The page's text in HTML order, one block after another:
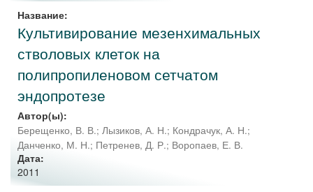
Название:
Культивирование мезенхимальных
стволовых клеток на
полипропиленовом сетчатом
эндопротезе
Автор(ы):
Берещенко, В. В.; Лызиков, А. Н.; Кондрачук, А. Н.;
Данченко, М. Н.; Петренев, Д. Р.; Воропаев, Е. В.
Дата:
2011